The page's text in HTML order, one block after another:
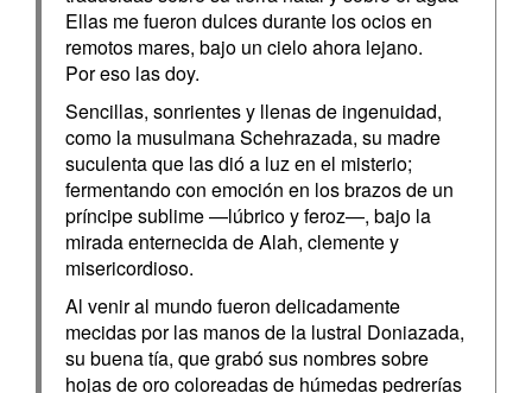
Ellas me fueron dulces durante los ocios en
remotos mares, bajo un cielo ahora lejano.
Por eso las doy.
Sencillas, sonrientes y llenas de ingenuidad,
como la musulmana Schehrazada, su madre
suculenta que las dió a luz en el misterio;
fermentando con emoción en los brazos de un
príncipe sublime —lúbrico y feroz—, bajo la
mirada enternecida de Alah, clemente y
misericordioso.
Al venir al mundo fueron delicadamente
mecidas por las manos de la lustral Doniazada,
su buena tía, que grabó sus nombres sobre
hojas de oro coloreadas de húmedas pedrerías